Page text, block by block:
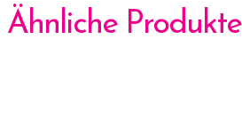
Ähnliche Produkte